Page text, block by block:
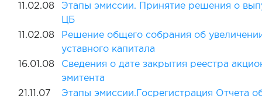
11.02.08
Этапы эмиссии. Принятие решения о
ЦБ
11.02.08
Решение общего собрания об
уставного капитала
16.01.08
Сведения о дате закрытия реестра
эмитента
21.11.07
Этапы эмиссии.Госрегистрация Отчета